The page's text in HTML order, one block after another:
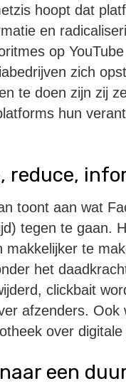
hoopt dat
en
op
zich
te doen zijn zij
hun
reduce,
toont aan wat
tegen te gaan.
makkelijker te
het
clickbait
afzenders.
over
een